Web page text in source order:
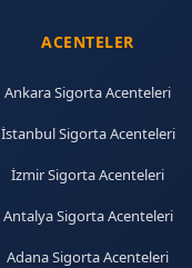
ACENTELER
Ankara Sigorta Acenteleri
İstanbul Sigorta Acenteleri
İzmir Sigorta Acenteleri
Antalya Sigorta Acenteleri
Adana Sigorta Acenteleri